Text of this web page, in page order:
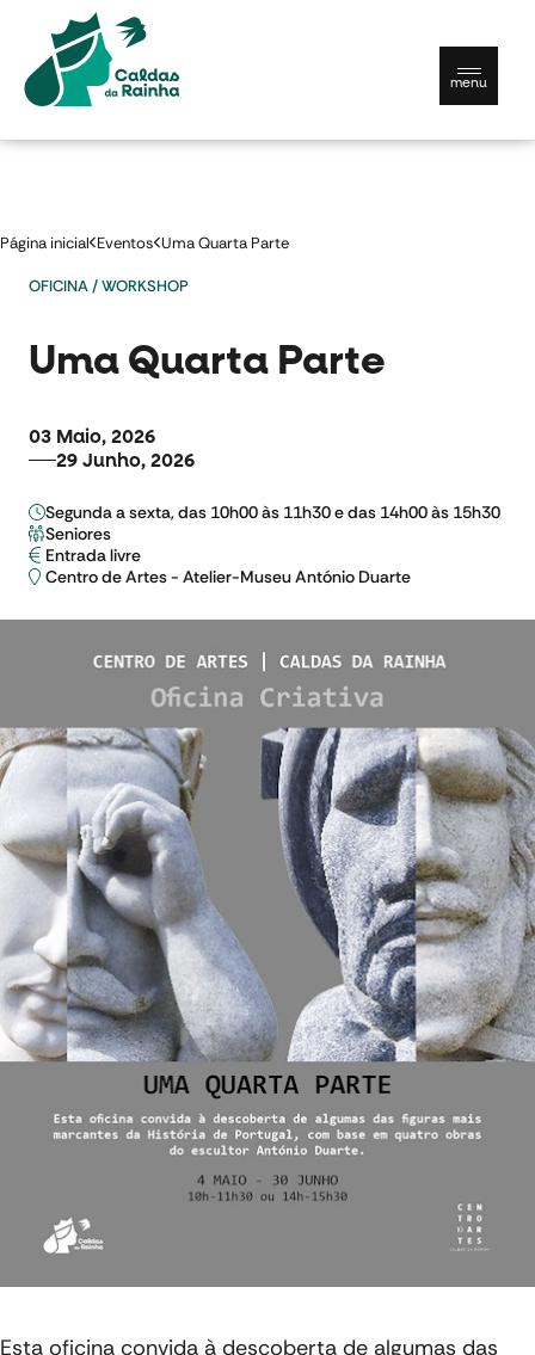
menu
Município
Contactos e serviçosDocumentos úteis
Página inicial Eventos Uma Quarta Parte
OFICINA / WORKSHOP
Uma Quarta Parte
03 Maio, 2026
29 Junho, 2026
Segunda a sexta, das 10h00 às 11h30 e das 14h00 às 15h30
Seniores
Entrada livre
Centro de Artes - Atelier-Museu António Duarte
Esta oficina convida à descoberta de algumas das